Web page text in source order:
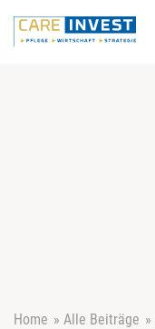
Home » Alle Beiträge »